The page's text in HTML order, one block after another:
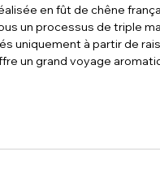
en fût de chêne
un processus de triple
uniquement à partir de
un grand voyage